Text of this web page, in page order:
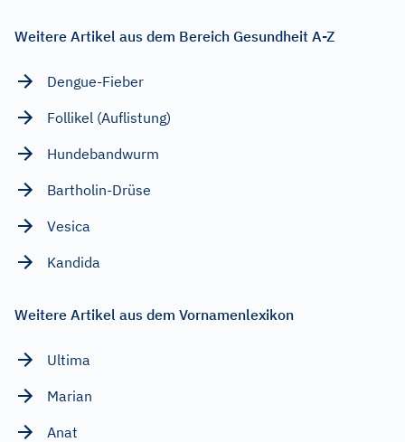
Weitere Artikel aus dem Bereich Gesundheit A-Z
Dengue-Fieber
Follikel (Auflistung)
Hundebandwurm
Bartholin-Drüse
Vesica
Kandida
Weitere Artikel aus dem Vornamenlexikon
Ultima
Marian
Anat